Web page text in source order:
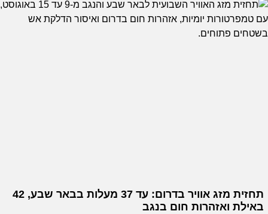
תחזית מזג אוויר בדרום: עד 37 מעלות בבאר שבע, 42
באילת ואזהרות חום בנגב